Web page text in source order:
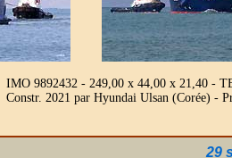
IMO 9892432 - 249,00 x 44,00 x 21,40 -
Constr. 2021 par Hyundai Ulsan (Corée) -
29